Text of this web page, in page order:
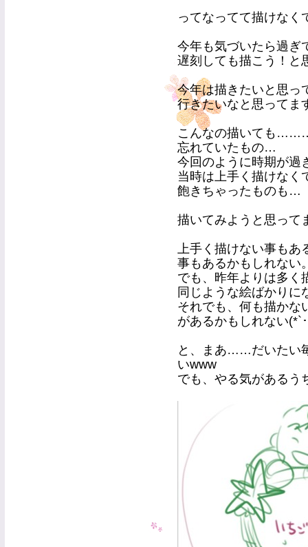
ってなってて描けなく
今年も気づいたら過ぎ
遅刻しても描こう！と
今年は描きたいと思っ
行きたいなと思ってま
こんなの描いても
忘れていたもの…
今回のように時期が
当時は上手く描けな
飽きちゃったものも…
描いてみようと思って
上手く描けない事もあ
事もあるかもしれない
でも、昨年よりは多く
同じような絵ばかり
それでも、何も描かな
があるかもしれない(*`
と、まあ……だいたい
いwww
でも、やる気がある